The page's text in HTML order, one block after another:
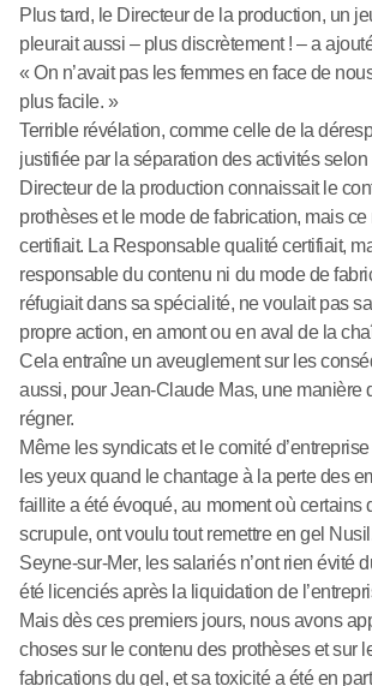
Plus tard, le Directeur de la production, un
pleurait aussi – plus discrètement ! – a
« On n’avait pas les femmes en face de
plus facile. »
Terrible révélation, comme celle de la
justifiée par la séparation des activités
Directeur de la production connaissait le
prothèses et le mode de fabrication, mais ce
certifiait. La Responsable qualité certifiait,
responsable du contenu ni du mode de
réfugiait dans sa spécialité, ne voulait pas
propre action, en amont ou en aval de la
Cela entraîne un aveuglement sur les
aussi, pour Jean-Claude Mas, une manière
régner.
Même les syndicats et le comité
les yeux quand le chantage à la perte des
faillite a été évoqué, au moment où certains
scrupule, ont voulu tout remettre en gel
Seyne-sur-Mer, les salariés n’ont rien évité
été licenciés après la liquidation de
Mais dès ces premiers jours, nous avons
choses sur le contenu des prothèses et sur
fabrications du gel, et sa toxicité a été en